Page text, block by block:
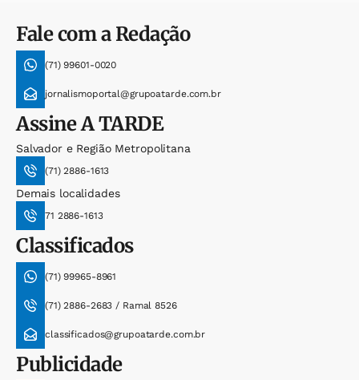
Fale com a Redação
(71) 99601-0020
jornalismoportal@grupoatarde.com.br
AssineA TARDE
Salvador e Região Metropolitana
(71) 2886-1613
Demais localidades
71 2886-1613
Classificados
(71) 99965-8961
(71) 2886-2683 / Ramal 8526
classificados@grupoatarde.com.br
Publicidade